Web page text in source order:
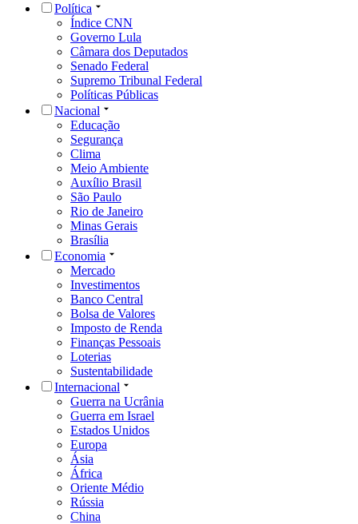
Política
Índice CNN
Governo Lula
Câmara dos Deputados
Senado Federal
Supremo Tribunal Federal
Políticas Públicas
Nacional
Educação
Segurança
Clima
Meio Ambiente
Auxílio Brasil
São Paulo
Rio de Janeiro
Minas Gerais
Brasília
Economia
Mercado
Investimentos
Banco Central
Bolsa de Valores
Imposto de Renda
Finanças Pessoais
Loterias
Sustentabilidade
Internacional
Guerra na Ucrânia
Guerra em Israel
Estados Unidos
Europa
Ásia
África
Oriente Médio
Rússia
China